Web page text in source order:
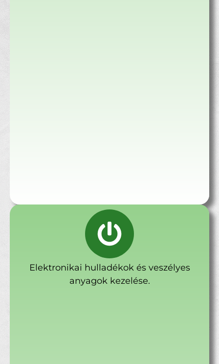
Elektronikai hulladékok és veszélyes
anyagok kezelése.